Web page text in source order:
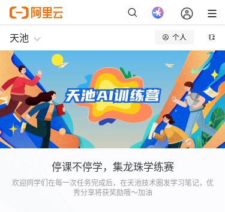
停课不停学，集龙珠学练赛
欢迎同学们在每一次任务完成后，在天池技术圈发学习笔记，优
秀分享将获奖励哦～加油